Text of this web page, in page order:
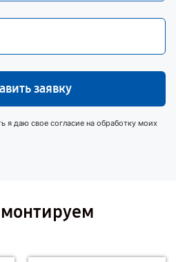
заявку
я даю свое согласие на обработку моих